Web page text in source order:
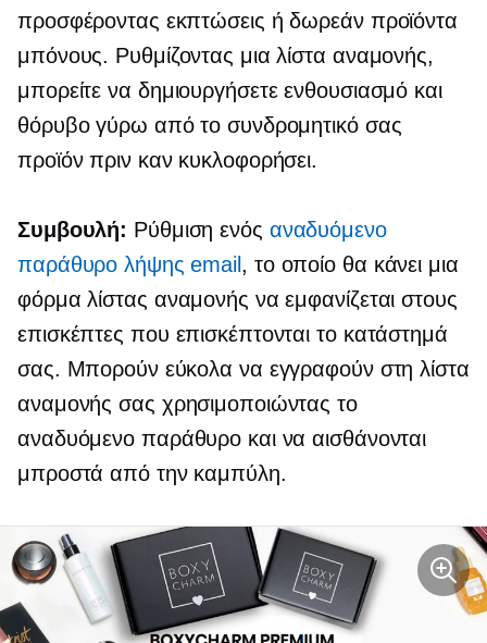
προσφέροντας εκπτώσεις ή δωρεάν προϊόντα
μπόνους. Ρυθμίζοντας μια λίστα αναμονής,
μπορείτε να δημιουργήσετε ενθουσιασμό και
θόρυβο γύρω από το συνδρομητικό σας
προϊόν πριν καν κυκλοφορήσει.
Συμβουλή: Ρύθμιση ενός αναδυόμενο
παράθυρο λήψης email , το οποίο θα κάνει μια
φόρμα λίστας αναμονής να εμφανίζεται στους
επισκέπτες που επισκέπτονται το κατάστημά
σας. Μπορούν εύκολα να εγγραφούν στη λίστα
αναμονής σας χρησιμοποιώντας το
αναδυόμενο παράθυρο και να αισθάνονται
μπροστά από την καμπύλη.